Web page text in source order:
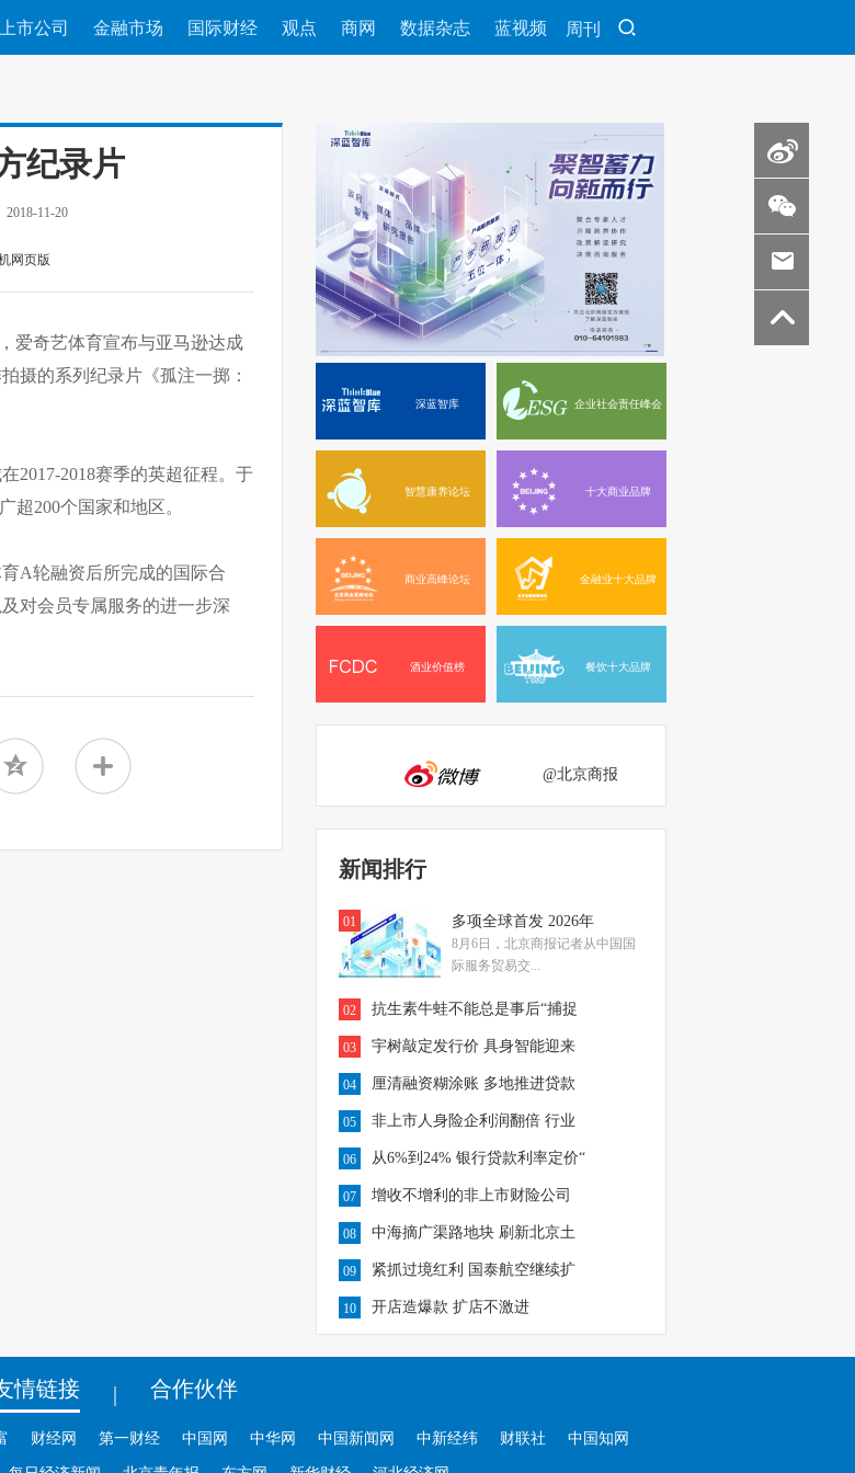
上市公司 金融市场 国际财经 观点 商网 数据杂志 蓝视频 周刊
纪录片
2018-11-20
网页版
爱奇艺体育宣布与亚马逊达成
摄的系列纪录片《孤注一掷：
2017-2018赛季的英超征程。于
超200个国家和地区。
A轮融资后所完成的国际合
对会员专属服务的进一步深
深蓝智库 企业社会责任峰会
智慧康养论坛 十大商业品牌
商业高峰论坛 金融业十大品牌
酒业价值榜 餐饮十大品牌
@北京商报
新闻排行
01 多项全球首发 2026年
8月6日，北京商报记者从中国国
际服务贸易交...
02 抗生素牛蛙不能总是事后“捕捉
03 宇树敲定发行价 具身智能迎来
04 厘清融资糊涂账 多地推进贷款
05 非上市人身险企利润翻倍 行业
06 从6%到24% 银行贷款利率定价“
07 增收不增利的非上市财险公司
08 中海摘广渠路地块 刷新北京土
09 紧抓过境红利 国泰航空继续扩
10 开店造爆款 扩店不激进
情链接 | 合作伙伴
财经网 第一财经 中国网 中华网 中国新闻网 中新经纬 财联社 中国知网